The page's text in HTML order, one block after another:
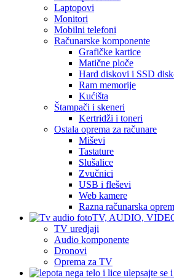
Laptopovi
Monitori
Mobilni telefoni
Računarske komponente
Grafičke kartice
Matične ploče
Hard diskovi i SSD
Ram memorije
Kućišta
Štampači i skeneri
Kertridži i toneri
Ostala oprema za računare
Miševi
Tastature
Slušalice
Zvučnici
USB i fleševi
Web kamere
Razna računarska
TV, AUDIO,
TV uredjaji
Audio komponente
Dronovi
Oprema za TV